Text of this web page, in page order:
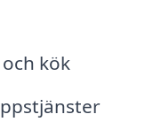
kök